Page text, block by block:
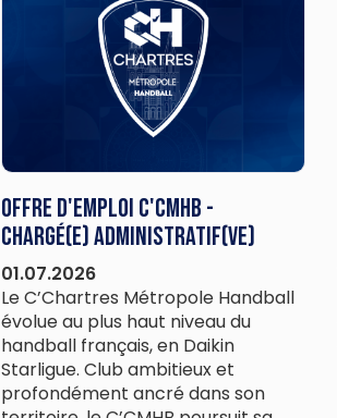
Offre d'emploi C'CMHB -
Chargé(e) administratif(ve)
01.07.2026
Le C’Chartres Métropole Handball
évolue au plus haut niveau du
handball français, en Daikin
Starligue. Club ambitieux et
profondément ancré dans son